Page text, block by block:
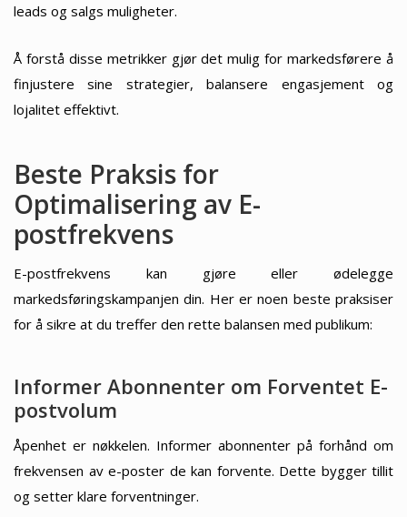
leads og salgs muligheter.
Å forstå disse metrikker gjør det mulig for markedsførere å
finjustere sine strategier, balansere engasjement og
lojalitet effektivt.
Beste Praksis for
Optimalisering av E-
postfrekvens
E-postfrekvens kan gjøre eller ødelegge
markedsføringskampanjen din. Her er noen beste praksiser
for å sikre at du treffer den rette balansen med publikum:
Informer Abonnenter om Forventet E-
postvolum
Åpenhet er nøkkelen. Informer abonnenter på forhånd om
frekvensen av e-poster de kan forvente. Dette bygger tillit
og setter klare forventninger.